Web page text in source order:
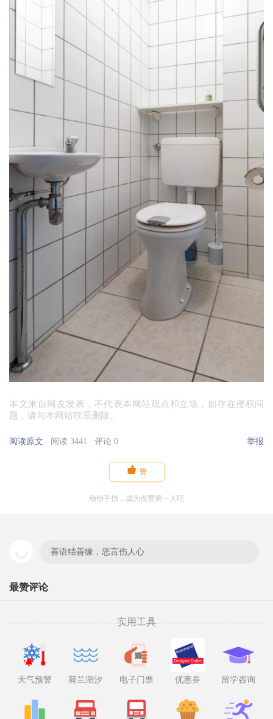
本文来自网友发表，不代表本网站观点和立场，如存在侵权问
题，请与本网站联系删除。
阅读原文 阅读 3441 评论 0 举报
 赞
动动手指，成为点赞第一人吧
善语结善缘，恶言伤人心
最赞评论
实用工具
天气预警 荷兰潮汐 电子门票 优惠券 留学咨询